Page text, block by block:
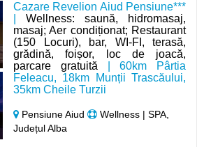
Cazare Revelion Aiud Pensiune***
|Wellness: saună, hidromasaj,
masaj; Aer condiționat; Restaurant
(150 Locuri), bar, WI-FI, terasă,
grădină, foișor, loc de joacă,
parcare gratuită | 60km Pârtia
Feleacu, 18km Munții Trascăului,
35km Cheile Turzii
Pensiune Aiud
Wellness | SPA,
Județul Alba